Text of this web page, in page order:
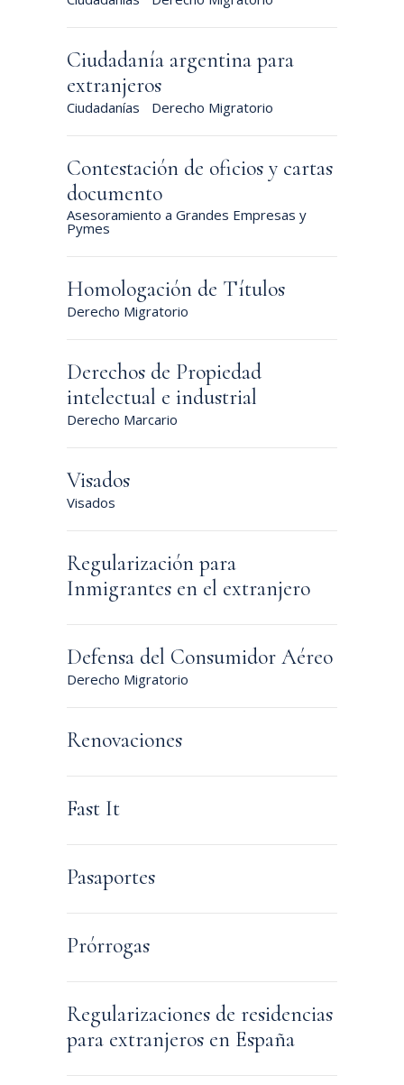
Ciudadanía argentina para
extranjeros
Ciudadanías Derecho Migratorio
Contestación de oficios y cartas
documento
Asesoramiento a Grandes Empresas y
Pymes
Homologación de Títulos
Derecho Migratorio
Derechos de Propiedad
intelectual e industrial
Derecho Marcario
Visados
Visados
Regularización para
Inmigrantes en el extranjero
Defensa del Consumidor Aéreo
Derecho Migratorio
Renovaciones
Fast It
Pasaportes
Prórrogas
Regularizaciones de residencias
para extranjeros en España